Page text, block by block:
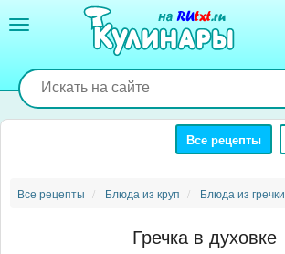
содержанию
Все рецепты
Все рецепты Блюда из круп Блюда из гречки
Гречка в духовке